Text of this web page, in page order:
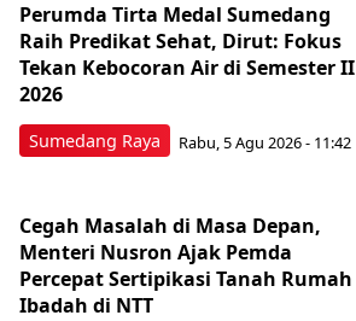
Sumedang Raya
Perumda Tirta Medal Sumedang
Raih Predikat Sehat, Dirut: Fokus
Tekan Kebocoran Air di Semester II
2026
Rabu, 5 Agu 2026 - 11:42
Cegah Masalah di Masa Depan,
Menteri Nusron Ajak Pemda
Percepat Sertipikasi Tanah Rumah
Ibadah di NTT